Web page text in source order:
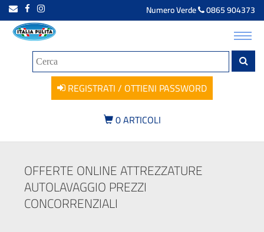
Numero Verde 0865 904373
REGISTRATI / OTTIENI PASSWORD
0ARTICOLI
OFFERTE ONLINE ATTREZZATURE
AUTOLAVAGGIO PREZZI
CONCORRENZIALI